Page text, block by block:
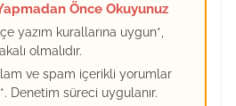
Önce Okuyunuz
yazım kurallarına uygun*,
olmalıdır.
ve spam içerikli yorumlar
Denetim süreci uygulanır.